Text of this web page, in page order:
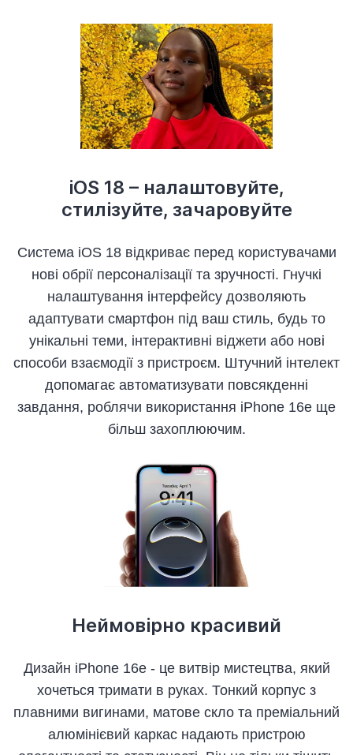
iOS 18 – налаштовуйте,
стилізуйте, зачаровуйте
Система iOS 18 відкриває перед користувачами
нові обрії персоналізації та зручності. Гнучкі
налаштування інтерфейсу дозволяють
адаптувати смартфон під ваш стиль, будь то
унікальні теми, інтерактивні віджети або нові
способи взаємодії з пристроєм. Штучний інтелект
допомагає автоматизувати повсякденні
завдання, роблячи використання iPhone 16e ще
більш захоплюючим.
Неймовірно красивий
Дизайн iPhone 16e - це витвір мистецтва, який
хочеться тримати в руках. Тонкий корпус з
плавними вигинами, матове скло та преміальний
алюмінієвий каркас надають пристрою